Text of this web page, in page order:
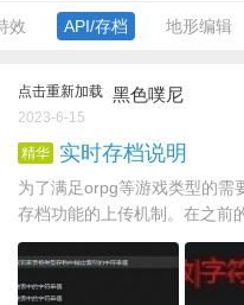
效 API/存档 地形编辑
点击重新加载 黑色噗尼
2023-6-15
精华 实时存档说明
为了满足orpg等游戏类型的需
存档功能的上传机制。在之前